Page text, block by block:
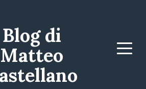
Blog di
Matteo
Menu